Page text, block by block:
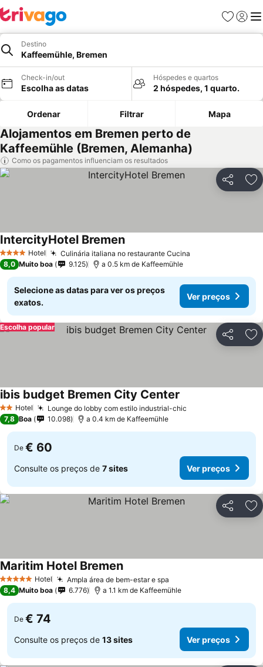
Favoritos
Iniciar
Destino
Kaffeemühle, Bremen
Check-in/out
Escolha as datas
Hóspedes e quartos
2 hóspedes, 1 quarto.
Ordenar Filtrar Mapa
Alojamentos em Bremen perto de
Kaffeemühle (Bremen, Alemanha)
Como os pagamentos influenciam os resultados
Partilhar
4 EstrelasHotel Culinária italiana no restaurante Cucina
IntercityHotel Bremen
8,0 Muito boa 9.125 a 0.5 km de Kaffeemühle
Selecione as datas para ver os preços
exatos.
Ver preços
Partilhar
Escolha popular
2 Estrelas
Hotel Lounge do lobby com estilo industrial-chic
ibis budget Bremen City Center
7,8 Boa 10.098 a 0.4 km de Kaffeemühle
De € 60
Consulte os preços de 7 sites Ver preços
Partilhar
5 Estrelas Hotel Ampla área de bem-estar e spa
Maritim Hotel Bremen
8,4 Muito boa 6.776 a 1.1 km de Kaffeemühle
De € 74
Consulte os preços de 13 sites Ver preços